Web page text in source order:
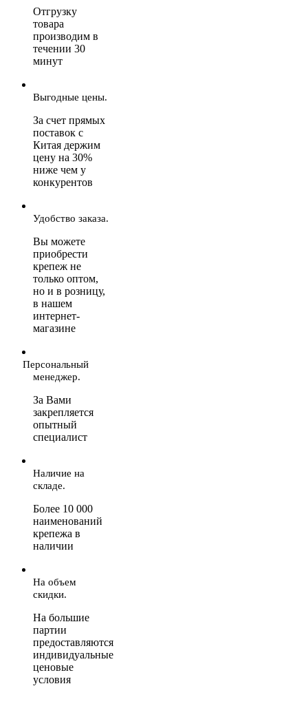
Отгрузку
товара
производим в
течении 30
минут
Выгодные цены.
За счет прямых
поставок с
Китая держим
цену на 30%
ниже чем у
конкурентов
Удобство заказа.
Вы можете
приобрести
крепеж не
только оптом,
но и в розницу,
в нашем
интернет-
магазине
Персональный
менеджер.
За Вами
закрепляется
опытный
специалист
Наличие на
складе.
Более 10 000
наименований
крепежа в
наличии
На объем
скидки.
На большие
партии
предоставляются
индивидуальные
ценовые
условия